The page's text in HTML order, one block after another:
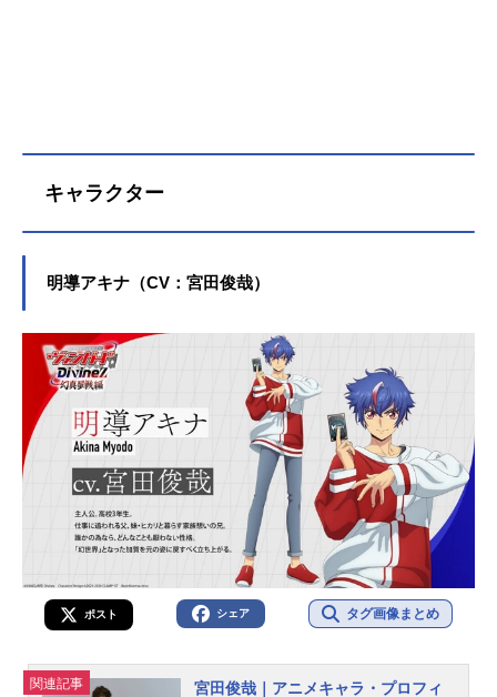
キャラクター
明導アキナ（CV：宮田俊哉）
ポスト シェア タグ画像まとめ
関連記事
宮田俊哉｜アニメキャラ・プロフィ